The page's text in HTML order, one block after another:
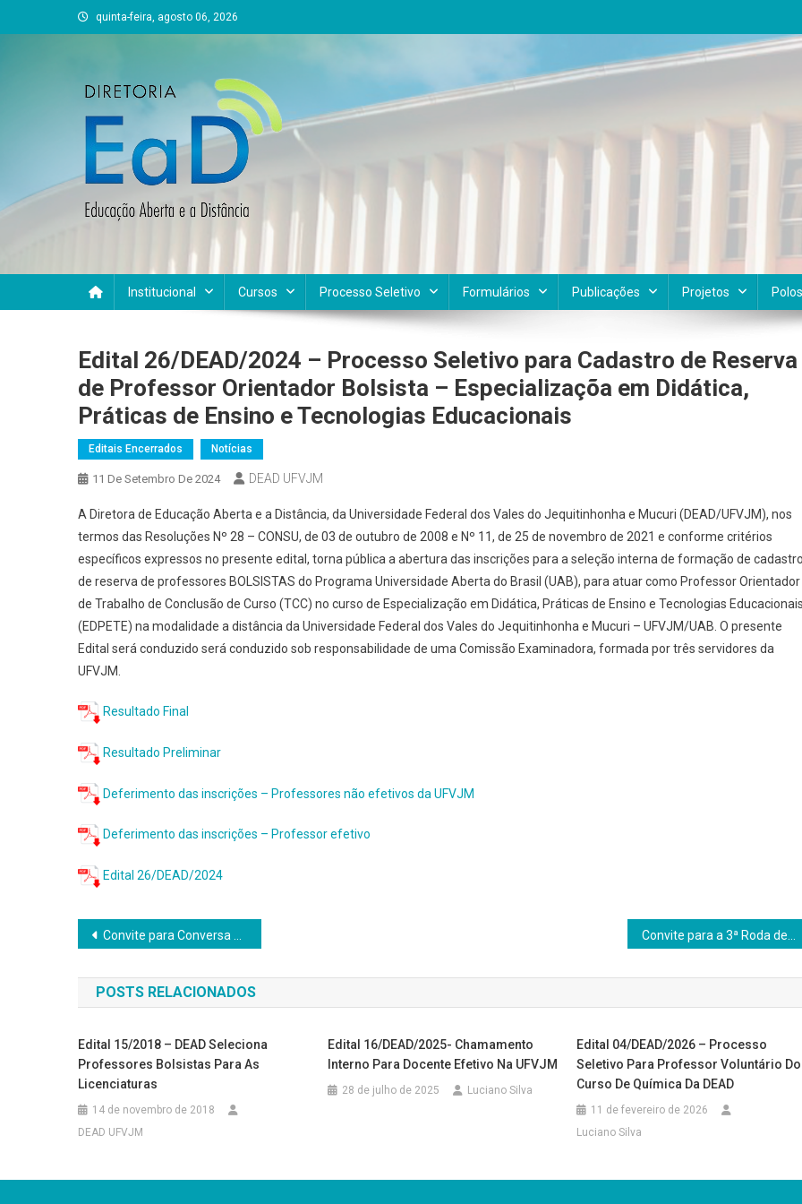
to
quinta-feira, agosto 06, 2026
DEAD UFVJM
Institucional Cursos Processo Seletivo Formulários Publicações Projetos Polos
Edital 26/DEAD/2024 – Processo Seletivo para Cadastro de Reserva
de Professor Orientador Bolsista – Especializaçõa em Didática,
Práticas de Ensino e Tecnologias Educacionais
Editais Encerrados Notícias
11 De Setembro De 2024 DEAD UFVJM
A Diretora de Educação Aberta e a Distância, da Universidade Federal dos Vales do Jequitinhonha e Mucuri (DEAD/UFVJM), nos
termos das Resoluções Nº 28 – CONSU, de 03 de outubro de 2008 e Nº 11, de 25 de novembro de 2021 e conforme critérios
específicos expressos no presente edital, torna pública a abertura das inscrições para a seleção interna de formação de
de reserva de professores BOLSISTAS do Programa Universidade Aberta do Brasil (UAB), para atuar como Professor Orientador
de Trabalho de Conclusão de Curso (TCC) no curso de Especialização em Didática, Práticas de Ensino e Tecnologias
(EDPETE) na modalidade a distância da Universidade Federal dos Vales do Jequitinhonha e Mucuri – UFVJM/UAB. O presente
Edital será conduzido será conduzido sob responsabilidade de uma Comissão Examinadora, formada por três servidores da
UFVJM.
Resultado Final
Resultado Preliminar
Deferimento das inscrições – Professores não efetivos da UFVJM
Deferimento das inscrições – Professor efetivo
Edital 26/DEAD/2024
Navegação
de
Post
Convite para Conversa sobre o ENADE 2024 – Licenciaturas em Matemática, Física, Química e Pedagogia DEAD/UFVJM
POSTS RELACIONADOS
Edital 15/2018 – DEAD Seleciona
Professores Bolsistas Para As
Licenciaturas
14 de novembro de 2018
DEAD UFVJM
Edital 16/DEAD/2025- Chamamento
Interno Para Docente Efetivo Na UFVJM
28 de julho de 2025 Luciano Silva
Edital 04/DEAD/2026 – Processo
Seletivo Para Professor Voluntário Do
Curso De Química Da DEAD
11 de fevereiro de 2026
Luciano Silva